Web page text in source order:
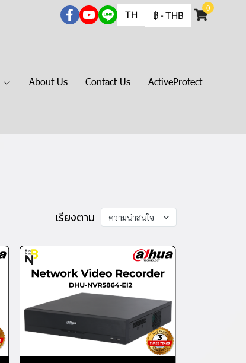
TH ฿ - THB
0
About Us Contact Us ActiveProtect
เรียงตาม ความน่าสนใจ